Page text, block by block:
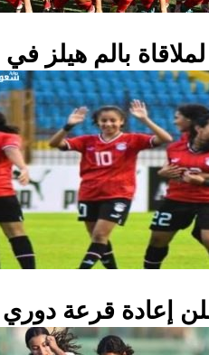
بالم هيلز
إعادة قرعة دوري